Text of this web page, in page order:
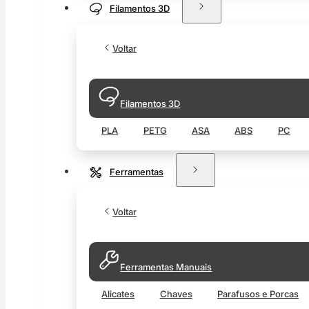
Filamentos 3D
Voltar
Filamentos 3D
PLA PETG ASA ABS PC
Ferramentas
Voltar
Ferramentas Manuais
Alicates Chaves Parafusos e Porcas